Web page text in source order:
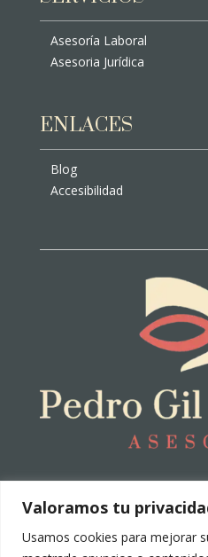
Valoramos tu
Usamos cookies para mejorar
Asesoría Laboral
Asesoria Jurídica
ENLACES
Blog
Accesibilidad
© 2025. Todos los derechos